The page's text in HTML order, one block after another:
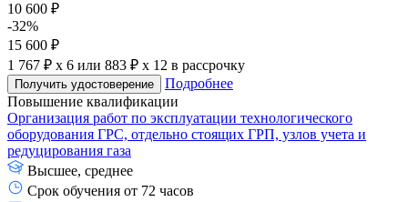
10 600 ₽
-32%
15 600 ₽
1 767 ₽ x 6 или 883 ₽ x 12 в рассрочку
Получить удостоверение
Подробнее
Повышение квалификации
Организация работ по эксплуатации технологического
оборудования ГРС, отдельно стоящих ГРП, узлов учета и
редуцирования газа
Высшее, среднее
Срок обучения от 72 часов